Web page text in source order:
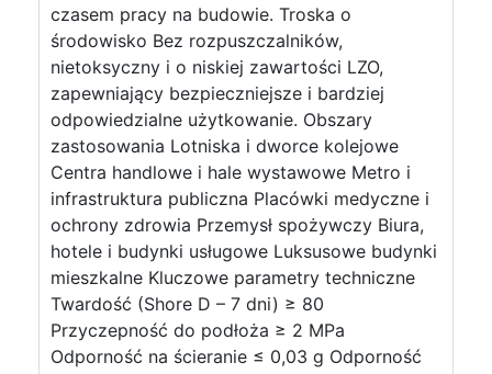
czasem pracy na budowie. Troska o
środowisko Bez rozpuszczalników,
nietoksyczny i o niskiej zawartości LZO,
zapewniający bezpieczniejsze i bardziej
odpowiedzialne użytkowanie. Obszary
zastosowania Lotniska i dworce kolejowe
Centra handlowe i hale wystawowe Metro i
infrastruktura publiczna Placówki medyczne i
ochrony zdrowia Przemysł spożywczy Biura,
hotele i budynki usługowe Luksusowe budynki
mieszkalne Kluczowe parametry techniczne
Twardość (Shore D – 7 dni) ≥ 80
Przyczepność do podłoża ≥ 2 MPa
Odporność na ścieranie ≤ 0,03 g Odporność